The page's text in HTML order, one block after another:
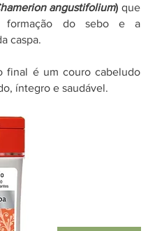
angustifolium)que
formação do sebo e a
caspa.
final é um couro cabeludo
íntegro e saudável.